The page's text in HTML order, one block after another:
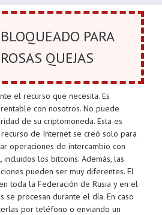
PARA
QUEJAS
el recurso que necesita. Es
con nosotros. No puede
de su criptomoneda. Esta es
de Internet se creó solo para
operaciones de intercambio con
los bitcoins. Además, las
pueden ser muy diferentes. El
toda la Federación de Rusia y en el
se procesan durante el día. En caso
por teléfono o enviando un